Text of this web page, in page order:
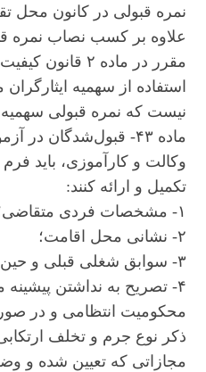
نمره قبولی در کانون محل
علاوه بر کسب نصاب نمره
مقرر در ماده ۲
استفاده از سهمیه
نیست که نمره قبولی
ماده ۴۳- قبول‌شدگان در
وکالت و کارآموزی، باید فرم
تکمیل و ارائه کنند:
۱- مشخصات فردی متقاضی؛
۲- نشانی محل اقامت؛
۳- سوابق شغلی قبلی و حین تقاضا؛
۴- تصریح به نداشتن
محکومیت انتظامی و در
ذکر نوع جرم و تخلف
مجازاتی که تعیین شده و